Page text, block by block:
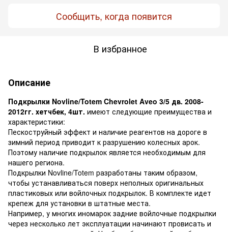
Сообщить, когда появится
В избранное
Описание
Подкрылки Novline/Totem Chevrolet Aveo 3/5 дв. 2008-
2012гг. хетчбек, 4шт. имеют следующие преимущества и
характеристики:
Пескоструйный эффект и наличие реагентов на дороге в
зимний период приводит к разрушению колесных арок.
Поэтому наличие подкрылок является необходимым для
нашего региона.
Подкрылки Novline/Totem разработаны таким образом,
чтобы устанавливаться поверх неполных оригинальных
пластиковых или войлочных подкрылок. В комплекте идет
крепеж для установки в штатные места.
Например, у многих иномарок задние войлочные подкрылки
через несколько лет эксплуатации начинают провисать и